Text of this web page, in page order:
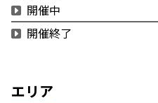
開催中
開催終了
エリア